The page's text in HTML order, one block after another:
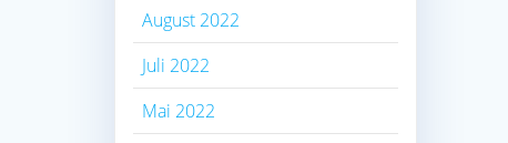
August 2022
Juli 2022
Mai 2022